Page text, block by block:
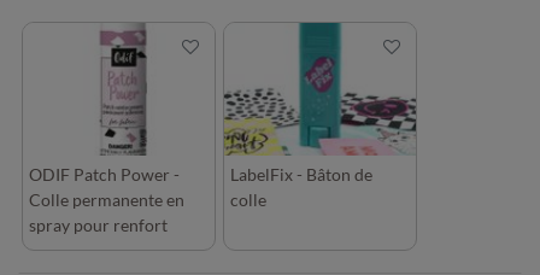
ODIF Patch Power -
Colle permanente en
spray pour renfort
écussons
LabelFix - Bâton de
colle